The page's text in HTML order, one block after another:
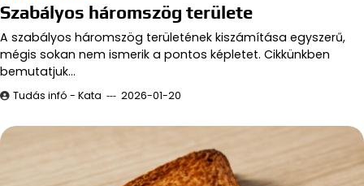
Szabályos háromszög területe
A szabályos háromszög területének kiszámítása egyszerű,
mégis sokan nem ismerik a pontos képletet. Cikkünkben
bemutatjuk…
Tudás infó - Kata 2026-01-20